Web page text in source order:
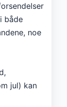
både
noe
jul) kan